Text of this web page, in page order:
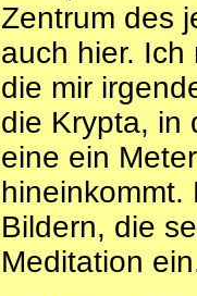
Zentrum des
auch hier. Ich
die mir
die Krypta, in
eine ein
hineinkommt.
Bildern, die
Meditation